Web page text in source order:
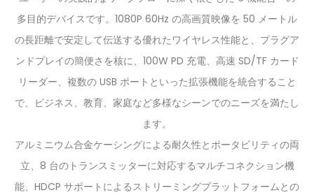
多目的デバイスです。1080P 60Hz の高画質映像を 50 メートル
の長距離で安定して伝送する優れたワイヤレス性能と、プラグア
ンドプレイの簡便さを核に、100W PD 充電、高速 SD/TF カード
リーダー、複数の USB ポートといった拡張機能を統合すること
で、ビジネス、教育、家庭など多様なシーンでのニーズを満たし
ます。
アルミニウム合金ケーシングによる耐久性とポータビリティの両
立、8 台のトランスミッターに対応するマルチコネクション機
能、HDCP サポートによるストリーミングプラットフォームとの